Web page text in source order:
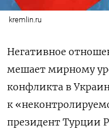
kremlin.ru
Негативное
мешает мирному
конфликта в
к
президент Турции